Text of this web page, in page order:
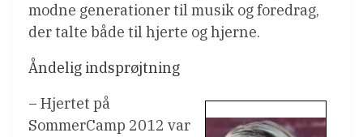
modne generationer til musik og foredrag,
der talte både til hjerte og hjerne.
Åndelig indsprøjtning
– Hjertet på
SommerCamp 2012 var